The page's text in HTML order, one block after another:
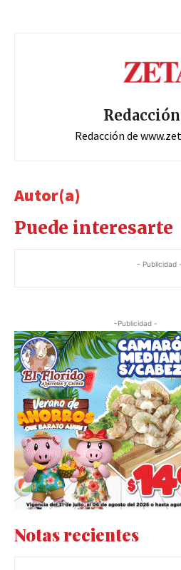
Redacción de
Autor(a)
Puede interesarte
- Publicidad -
-Publicidad -
Notas recientes